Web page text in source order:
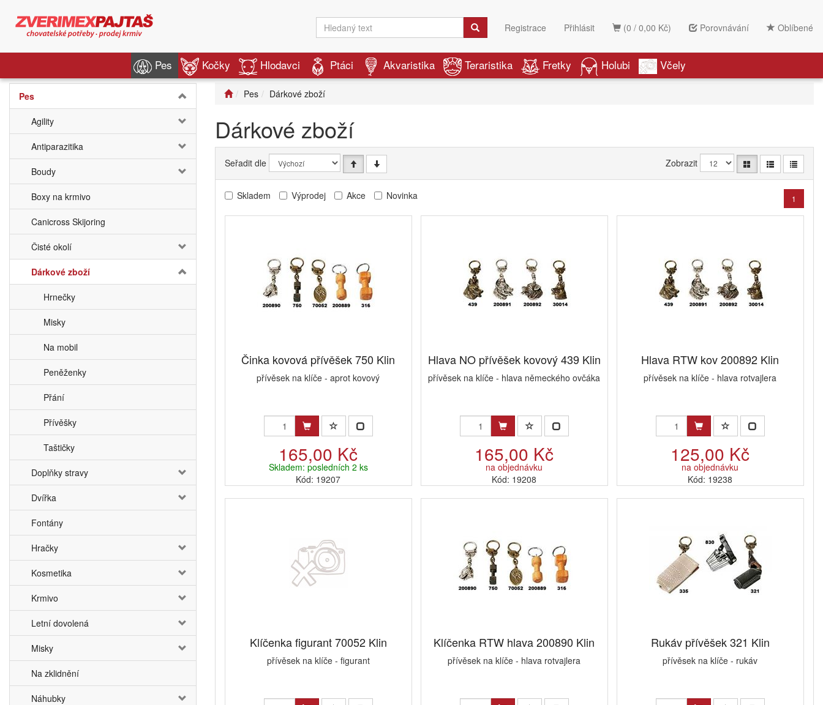
(0 / 0,00 Kč) Porovnávání Oblíbené
Registrace Přihlásit
Pes Kočky Hlodavci Ptáci Akvaristika Teraristika Fretky Holubi Včely
Pes
Agility
Antiparazitika
Boudy
Boxy na krmivo
Canicross Skijoring
Čisté okolí
Dárkové zboží
Hrnečky
Misky
Na mobil
Peněženky
Přání
Přívěšky
Taštičky
Doplňky stravy
Dvířka
Fontány
Hračky
Kosmetika
Krmivo
Letní dovolená
Misky
Na zklidnění
Náhubky
Pes Dárkové zboží
Dárkové zboží
Seřadit dle Zobrazit
Skladem Výprodej Akce Novinka 1
Činka kovová přívěšek 750 Klin
přívěsek na klíče - aprot kovový
165,00 Kč
Skladem: posledních 2 ks
Kód: 19207
Hlava NO přívěšek kovový 439 Klin
přívěsek na klíče - hlava německého ovčáka
165,00 Kč
na objednávku
Kód: 19208
Hlava RTW kov 200892 Klin
přívěsek na klíče - hlava rotvajlera
125,00 Kč
na objednávku
Kód: 19238
Klíčenka figurant 70052 Klin
přívěsek na klíče - figurant
Klíčenka RTW hlava 200890 Klin
přívěsek na klíče - hlava rotvajlera
Rukáv přívěšek 321 Klin
přívěsek na klíče - rukáv